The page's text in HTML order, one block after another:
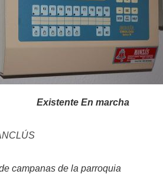
Existente En marcha
campanas de la parroquia